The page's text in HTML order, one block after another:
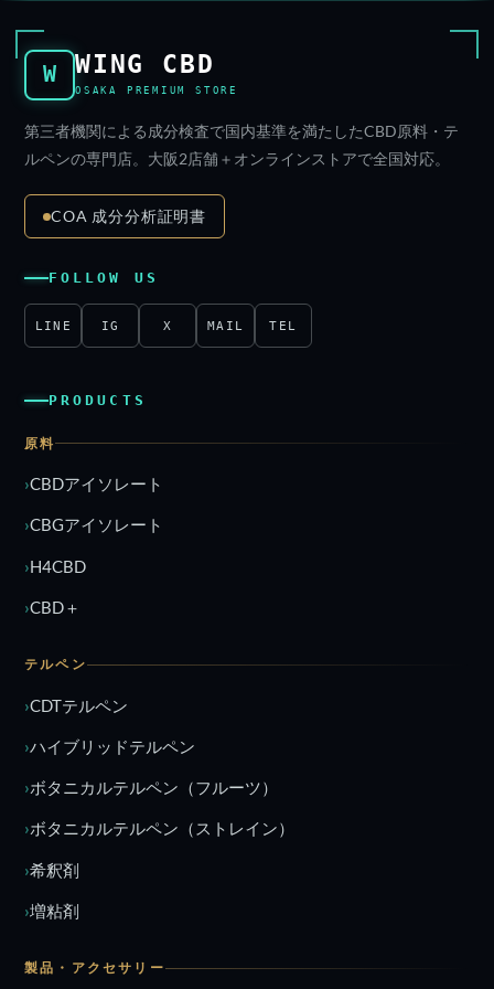
W WING CBD
OSAKA PREMIUM STORE
第三者機関による成分検査で国内基準を満たしたCBD原料・テ
ルペンの専門店。大阪2店舗＋オンラインストアで全国対応。
COA 成分分析証明書
FOLLOW US
LINE IG X MAIL TEL
PRODUCTS
原料
CBDアイソレート
CBGアイソレート
H4CBD
CBD＋
テルペン
CDTテルペン
ハイブリッドテルペン
ボタニカルテルペン（フルーツ）
ボタニカルテルペン（ストレイン）
希釈剤
増粘剤
製品・アクセサリー